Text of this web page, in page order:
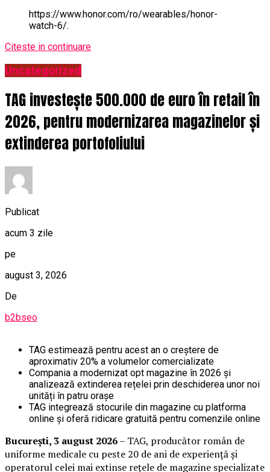
https://www.honor.com/ro/wearables/honor-
watch-6/.
Citeste in continuare
Uncategorized
TAG investește 500.000 de euro în retail în
2026, pentru modernizarea magazinelor și
extinderea portofoliului
Publicat
acum 3 zile
pe
august 3, 2026
De
b2bseo
TAG estimează pentru acest an o creștere de
aproximativ 20% a volumelor comercializate
Compania a modernizat opt magazine în 2026 și
analizează extinderea rețelei prin deschiderea unor noi
unități în patru orașe
TAG integrează stocurile din magazine cu platforma
online și oferă ridicare gratuită pentru comenzile online
București, 3 august 2026– TAG, producător român de
uniforme medicale cu peste 20 de ani de experiență și
operatorul celei mai extinse rețele de magazine specializate